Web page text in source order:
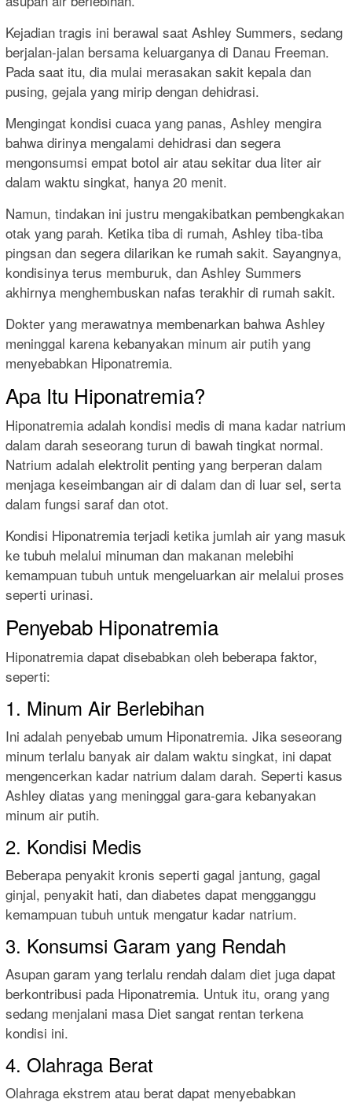
Kejadian tragis ini berawal saat Ashley Summers, sedang
berjalan-jalan bersama keluarganya di Danau Freeman.
Pada saat itu, dia mulai merasakan sakit kepala dan
pusing, gejala yang mirip dengan dehidrasi.
Mengingat kondisi cuaca yang panas, Ashley mengira
bahwa dirinya mengalami dehidrasi dan segera
mengonsumsi empat botol air atau sekitar dua liter air
dalam waktu singkat, hanya 20 menit.
Namun, tindakan ini justru mengakibatkan pembengkakan
otak yang parah. Ketika tiba di rumah, Ashley tiba-tiba
pingsan dan segera dilarikan ke rumah sakit. Sayangnya,
kondisinya terus memburuk, dan Ashley Summers
akhirnya menghembuskan nafas terakhir di rumah sakit.
Dokter yang merawatnya membenarkan bahwa Ashley
meninggal karena kebanyakan minum air putih yang
menyebabkan Hiponatremia.
Apa Itu Hiponatremia?
Hiponatremia adalah kondisi medis di mana kadar natrium
dalam darah seseorang turun di bawah tingkat normal.
Natrium adalah elektrolit penting yang berperan dalam
menjaga keseimbangan air di dalam dan di luar sel, serta
dalam fungsi saraf dan otot.
Kondisi Hiponatremia terjadi ketika jumlah air yang masuk
ke tubuh melalui minuman dan makanan melebihi
kemampuan tubuh untuk mengeluarkan air melalui proses
seperti urinasi.
Penyebab Hiponatremia
Hiponatremia dapat disebabkan oleh beberapa faktor,
seperti:
1. Minum Air Berlebihan
Ini adalah penyebab umum Hiponatremia. Jika seseorang
minum terlalu banyak air dalam waktu singkat, ini dapat
mengencerkan kadar natrium dalam darah. Seperti kasus
Ashley diatas yang meninggal gara-gara kebanyakan
minum air putih.
2. Kondisi Medis
Beberapa penyakit kronis seperti gagal jantung, gagal
ginjal, penyakit hati, dan diabetes dapat mengganggu
kemampuan tubuh untuk mengatur kadar natrium.
3. Konsumsi Garam yang Rendah
Asupan garam yang terlalu rendah dalam diet juga dapat
berkontribusi pada Hiponatremia. Untuk itu, orang yang
sedang menjalani masa Diet sangat rentan terkena
kondisi ini.
4. Olahraga Berat
Olahraga ekstrem atau berat dapat menyebabkan